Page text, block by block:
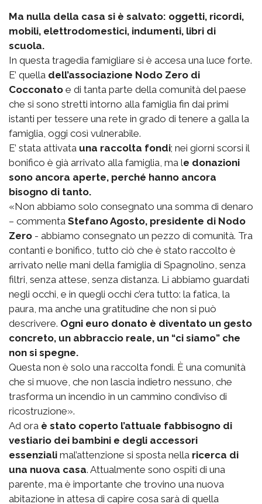
Ma nulla della casa si è salvato: oggetti, ricordi,
mobili, elettrodomestici, indumenti, libri di
scuola.
In questa tragedia famigliare si è accesa una luce forte.
E’ quella dell’associazione Nodo Zero di
Cocconato e di tanta parte della comunità del paese
che si sono stretti intorno alla famiglia fin dai primi
istanti per tessere una rete in grado di tenere a galla la
famiglia, oggi così vulnerabile.
E’ stata attivata una raccolta fondi; nei giorni scorsi il
bonifico è già arrivato alla famiglia, ma le donazioni
sono ancora aperte, perché hanno ancora
bisogno di tanto.
«Non abbiamo solo consegnato una somma di denaro
– commenta Stefano Agosto, presidente di Nodo
Zero - abbiamo consegnato un pezzo di comunità. Tra
contanti e bonifico, tutto ciò che è stato raccolto è
arrivato nelle mani della famiglia di Spagnolino, senza
filtri, senza attese, senza distanza. Li abbiamo guardati
negli occhi, e in quegli occhi c’era tutto: la fatica, la
paura, ma anche una gratitudine che non si può
descrivere. Ogni euro donato è diventato un gesto
concreto, un abbraccio reale, un “ci siamo” che
non si spegne.
Questa non è solo una raccolta fondi. È una comunità
che si muove, che non lascia indietro nessuno, che
trasforma un incendio in un cammino condiviso di
ricostruzione».
Ad ora è stato coperto l’attuale fabbisogno di
vestiario dei bambini e degli accessori
essenziali mal’attenzione si sposta nella ricerca di
una nuova casa. Attualmente sono ospiti di una
parente, ma è importante che trovino una nuova
abitazione in attesa di capire cosa sarà di quella